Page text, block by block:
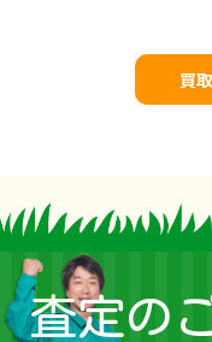
買
査定の